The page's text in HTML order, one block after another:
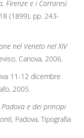
Firenze e i Carraresi
(1899), pp. 243-
nel Veneto nel XIV
Canova, 2006.
11-12 dicembre
2005.
e dei principi
, Padova, Tipografia